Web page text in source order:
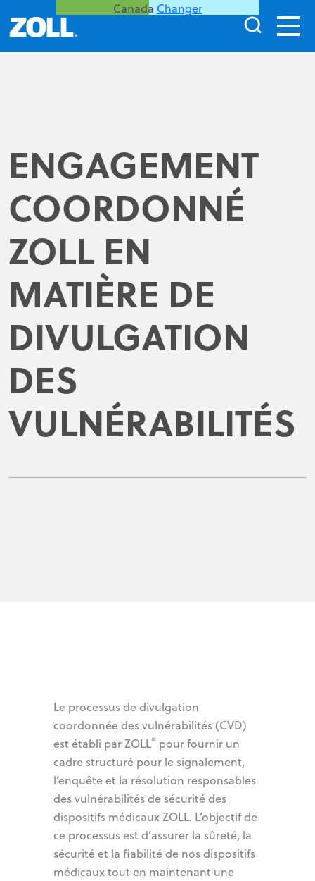
Canada Changer
ENGAGEMENT
COORDONNÉ
ZOLL EN
MATIÈRE DE
DIVULGATION
DES
VULNÉRABILITÉS
Le processus de divulgation
coordonnée des vulnérabilités (CVD)
est établi par ZOLL® pour fournir un
cadre structuré pour le signalement,
l’enquête et la résolution responsables
des vulnérabilités de sécurité des
dispositifs médicaux ZOLL. L’objectif de
ce processus est d’assurer la sûreté, la
sécurité et la fiabilité de nos dispositifs
médicaux tout en maintenant une